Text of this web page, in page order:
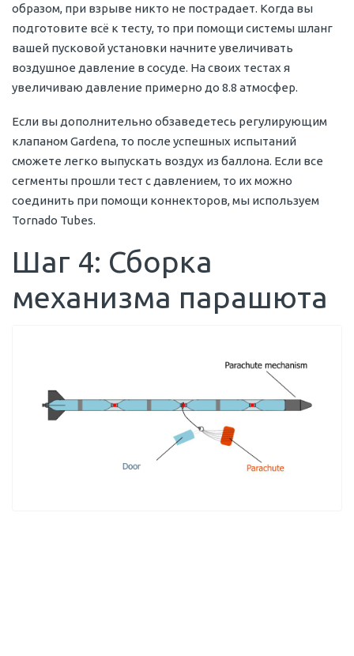
образом, при взрыве никто не пострадает. Когда вы
подготовите всё к тесту, то при помощи системы шланг
вашей пусковой установки начните увеличивать
воздушное давление в сосуде. На своих тестах я
увеличиваю давление примерно до 8.8 атмосфер.
Если вы дополнительно обзаведетесь регулирующим
клапаном Gardena, то после успешных испытаний
сможете легко выпускать воздух из баллона. Если все
сегменты прошли тест с давлением, то их можно
соединить при помощи коннекторов, мы используем
Tornado Tubes.
Шаг 4: Сборка
механизма парашюта